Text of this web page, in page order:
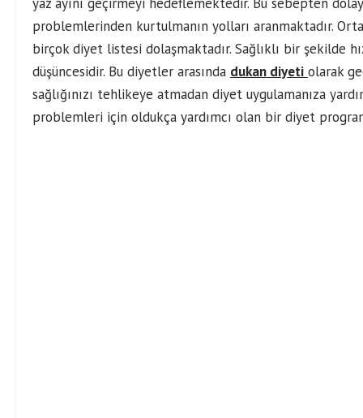
problemlerinden kurtulmanın yolları aranmaktadır.
birçok diyet listesi dolaşmaktadır. Sağlıklı bir şekilde
düşüncesidir. Bu diyetler arasında dukan diyeti olarak
sağlığınızı tehlikeye atmadan diyet uygulamanıza
problemleri için oldukça yardımcı olan bir diyet